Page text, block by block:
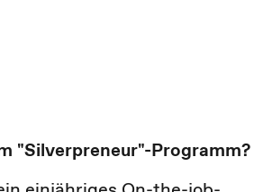
"Silverpreneur"-Programm?